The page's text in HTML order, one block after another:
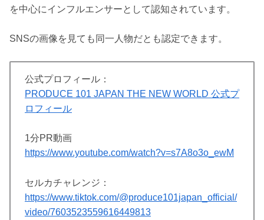
を中心にインフルエンサーとして認知されています。
SNSの画像を見ても同一人物だとも認定できます。
公式プロフィール：
PRODUCE 101 JAPAN THE NEW WORLD 公式プ
ロフィール
1分PR動画
https://www.youtube.com/watch?v=s7A8o3o_ewM
セルカチャレンジ：
https://www.tiktok.com/@produce101japan_official/
video/7603523559616449813